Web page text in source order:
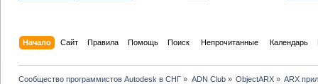
Начало Сайт Правила Помощь Поиск Непрочитанные Календарь
Сообщество программистов Autodesk в СНГ » ADN Club» ObjectARX» ARX